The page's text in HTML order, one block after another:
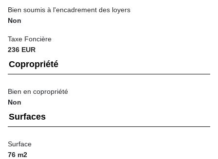
Bien soumis à l'encadrement des loyers
Non
Taxe Foncière
236 EUR
Copropriété
Bien en copropriété
Non
Surfaces
Surface
76 m2